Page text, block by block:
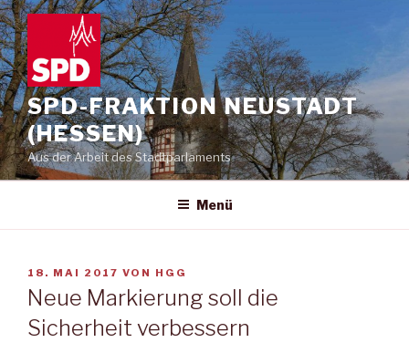
Zum
Inhalt
springen
SPD-FRAKTION NEUSTADT
(HESSEN)
Aus der Arbeit des Stadtparlaments
Menü
VERÖFFENTLICHT
AM
18. MAI 2017 VON HGG
Neue Markierung soll die
Sicherheit verbessern